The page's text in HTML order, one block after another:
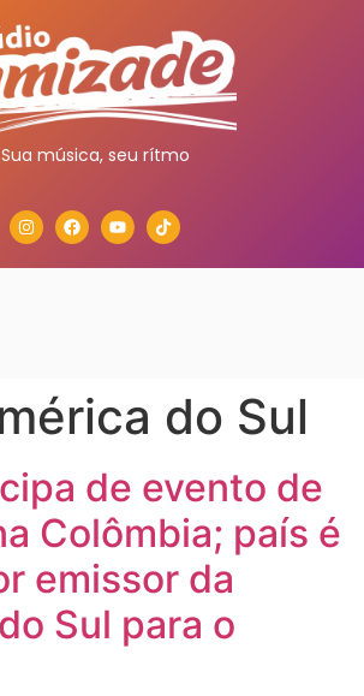
Sua música, seu rítmo
do Sul
de evento de
Colômbia; país é
emissor da
Sul para o